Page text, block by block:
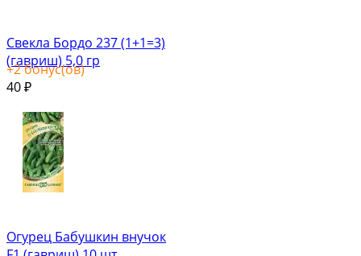
Свекла Бордо 237 (1+1=3)
(гавриш) 5,0 гр
+2бонус(ов)
40 ₽
Огурец Бабушкин внучок